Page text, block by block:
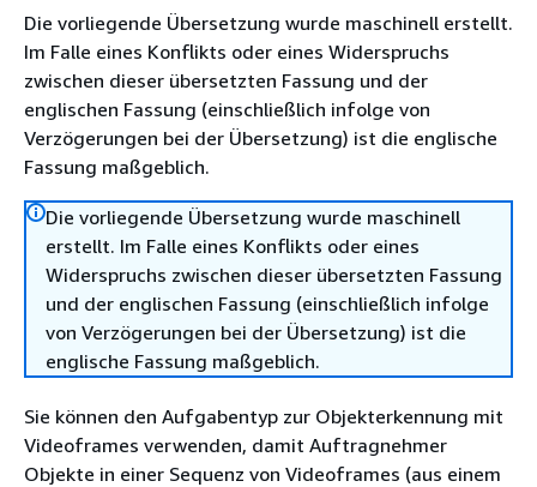
Die vorliegende Übersetzung wurde maschinell erstellt.
Im Falle eines Konflikts oder eines Widerspruchs
zwischen dieser übersetzten Fassung und der
englischen Fassung (einschließlich infolge von
Verzögerungen bei der Übersetzung) ist die englische
Fassung maßgeblich.
Die vorliegende Übersetzung wurde maschinell
erstellt. Im Falle eines Konflikts oder eines
Widerspruchs zwischen dieser übersetzten Fassung
und der englischen Fassung (einschließlich infolge
von Verzögerungen bei der Übersetzung) ist die
englische Fassung maßgeblich.
Sie können den Aufgabentyp zur Objekterkennung mit
Videoframes verwenden, damit Auftragnehmer
Objekte in einer Sequenz von Videoframes (aus einem